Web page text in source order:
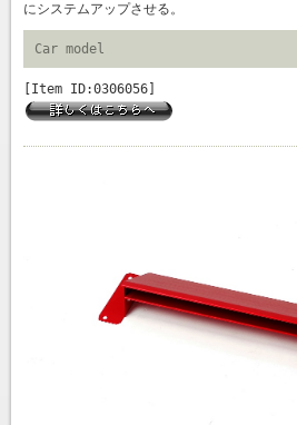
にシステムアップさせる。
Car model
[Item ID:0306056]